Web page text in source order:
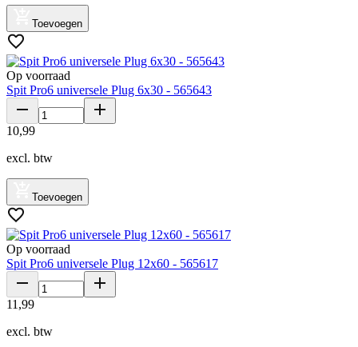
Toevoegen
Op voorraad
Spit Pro6 universele Plug 6x30 - 565643
10,99
excl. btw
Toevoegen
Op voorraad
Spit Pro6 universele Plug 12x60 - 565617
11 ,99
excl. btw